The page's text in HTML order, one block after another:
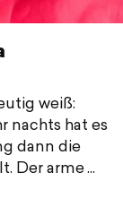
weiß:
nachts hat es
dann die
Der arme